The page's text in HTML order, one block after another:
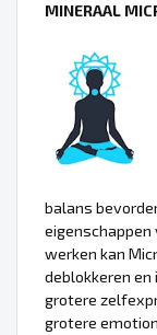
MINERAAL
balans
eigenschappen
werken kan
deblokkeren
grotere
grotere